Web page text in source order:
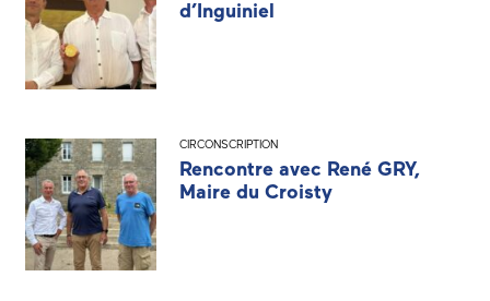
d’Inguiniel
CIRCONSCRIPTION
Rencontre avec René GRY,
Maire du Croisty